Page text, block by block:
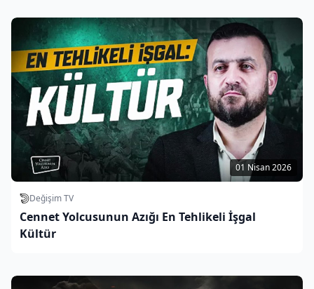
01 Nisan 2026
Değişim TV
Cennet Yolcusunun Azığı En Tehlikeli İşgal
Kültür